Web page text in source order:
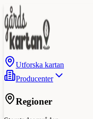
Utforska kartan
Producenter
Regioner